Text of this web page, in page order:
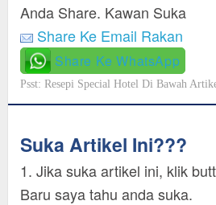
Anda Share. Kawan Suka
Share Ke Email Rakan
Share Ke WhatsApp
Psst: Resepi Special Hotel Di Bawah
Suka Artikel Ini???
1. Jika suka artikel ini, klik
Baru saya tahu anda suka.